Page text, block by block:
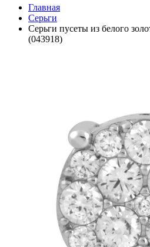
Главная
Серьги
Серьги пусеты из белого
(043918)